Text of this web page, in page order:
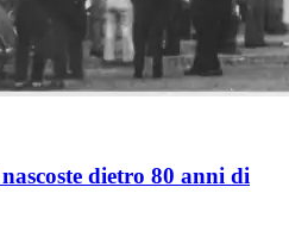
dietro 80 anni di